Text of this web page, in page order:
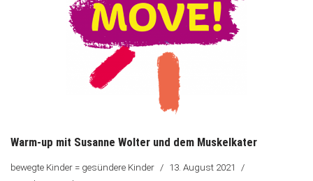
Warm-up mit Susanne Wolter und dem Muskelkater
bewegte Kinder = gesündere Kinder
13. August 2021